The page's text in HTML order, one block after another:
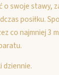
o swoje stawy,
posiłku.
co najmniej 3
dziennie.